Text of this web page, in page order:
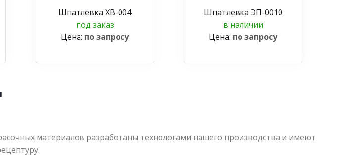
Шпатлевка ХВ-004
под заказ
Цена: по запросу
Шпатлевка ЭП-0010
в наличии
Цена: по запросу
материалов разработаны технологами нашего производства и имеют